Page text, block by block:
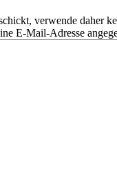
verwende daher
E-Mail-Adresse